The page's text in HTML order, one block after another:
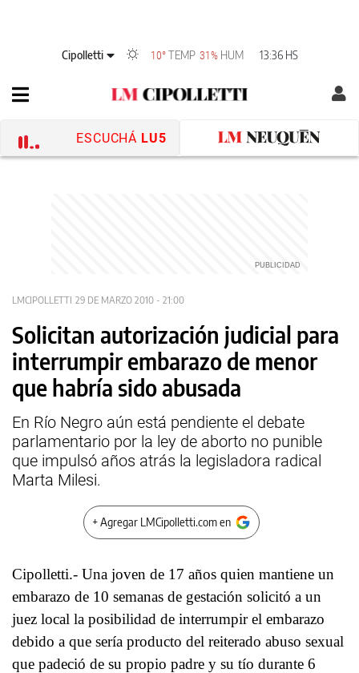
Cipolletti 10° TEMP 31% HUM 13:36 HS
ESCUCHÁ LU5
LMCIPOLLETTI 29 DE MARZO 2010 - 21:00
Solicitan autorización judicial para
interrumpir embarazo de menor
que habría sido abusada
En Río Negro aún está pendiente el debate
parlamentario por la ley de aborto no punible
que impulsó años atrás la legisladora radical
Marta Milesi.
+ Agregar LMCipolletti.com en
Cipolletti.- Una joven de 17 años quien mantiene un
embarazo de 10 semanas de gestación solicitó a un
juez local la posibilidad de interrumpir el embarazo
debido a que sería producto del reiterado abuso sexual
que padeció de su propio padre y su tío durante 6